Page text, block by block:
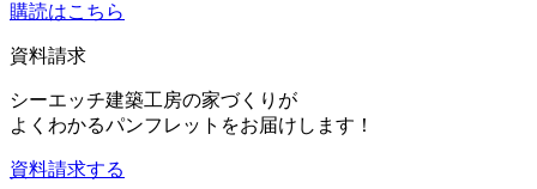
購読はこちら
資料請求
シーエッチ建築工房の家づくりが
よくわかるパンフレットをお届けします！
資料請求する